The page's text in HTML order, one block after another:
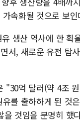
속화될 것으로 보인
생산 역사에 한 획
서, 새로운 유전 탐
"30억 달러(약 4조
를 출하하게 된 것
것임을 분명히 했